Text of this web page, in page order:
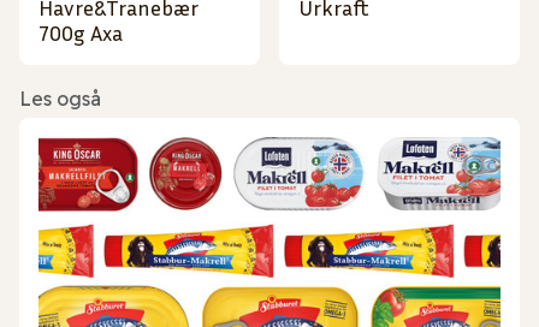
Havre&Tranebær
700g Axa
Urkraft
Les også